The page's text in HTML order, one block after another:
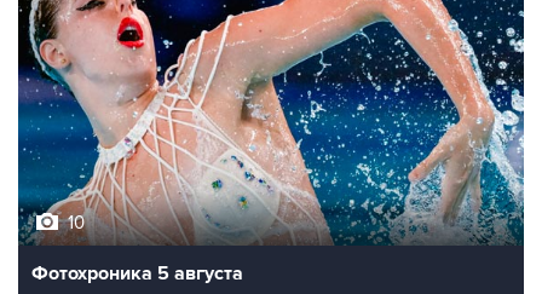
10
Фотохроника 5 августа